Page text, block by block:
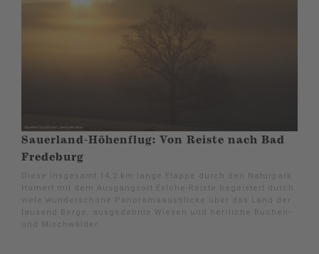
Sauerland-Höhenflug: Von Reiste nach Bad
Fredeburg
Diese insgesamt 14,2 km lange Etappe durch den Naturpark
Homert mit dem Ausgangsort Eslohe-Reiste begeistert durch
viele wunderschöne Panoramaausblicke über das Land der
tausend Berge, ausgedehnte Wiesen und herrliche Buchen-
und Mischwälder.